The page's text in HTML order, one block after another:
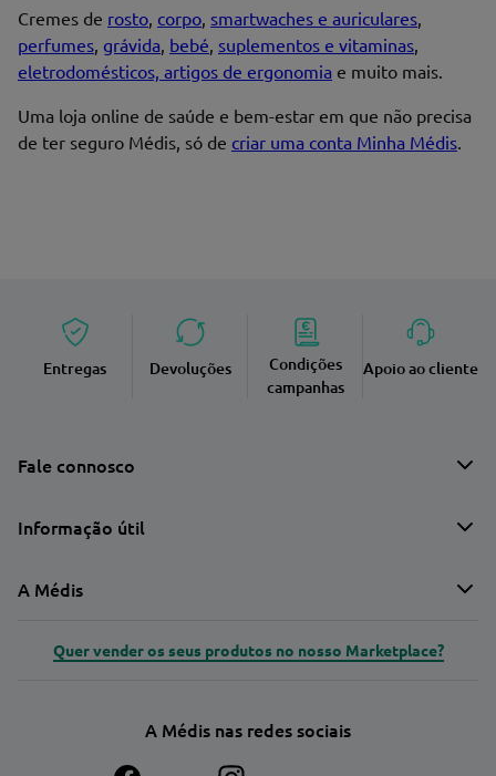
Cremes de rosto, corpo, smartwaches e auriculares,
perfumes, grávida, bebé, suplementos e vitaminas,
eletrodomésticos, artigos de ergonomia e muito mais.
Uma loja online de saúde e bem-estar em que não precisa
de ter seguro Médis, só de criar uma conta Minha Médis.
Entregas Devoluções
Condições
campanhas
Apoio ao cliente
Fale connosco
Informação útil
A Médis
Quer vender os seus produtos no nosso Marketplace?
A Médis nas redes sociais